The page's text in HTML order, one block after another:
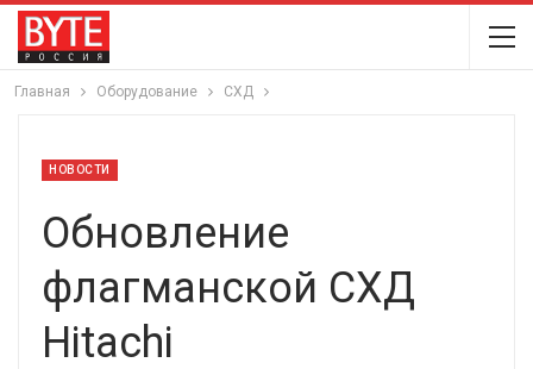
Главная Оборудование СХД
НОВОСТИ
Обновление
флагманской СХД
Hitachi